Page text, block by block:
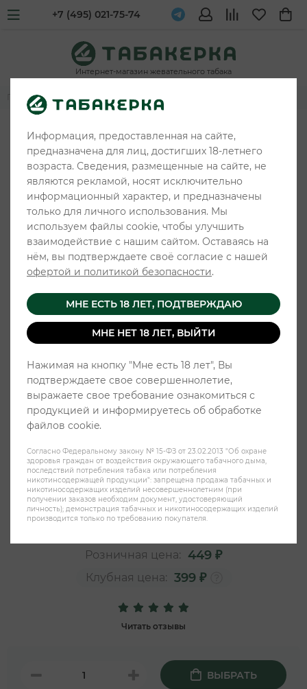
Интернет-магазин жевательного табака
+7 (495) 021-75-74
Главная Жевательные табаки и снюс
ODENS Slim - Cold
Розничная цена: 449 ₽
Клубная цена: 399 ₽
Читать отзывы
ВЫБРАТЬ
Информация, предоставленная на сайте,
предназначена для лиц, достигших 18-летнего
возраста. Сведения, размещенные на сайте, не
являются рекламой, носят исключительно
информационный характер, и предназначены
только для личного использования. Мы
используем файлы cookie, чтобы улучшить
взаимодействие с нашим сайтом. Оставаясь на
нём, вы подтверждаете своё согласие с нашей
офертой и политикой безопасности.
МНЕ ЕСТЬ 18 ЛЕТ, ПОДТВЕРЖДАЮ
МНЕ НЕТ 18 ЛЕТ, ВЫЙТИ
Нажимая на кнопку "Мне есть 18 лет", Вы
подтверждаете свое совершеннолетие,
выражаете свое требование ознакомиться с
продукцией и информируетесь об обработке
файлов cookie.
Согласно Федеральному закону № 15-ФЗ от 23.02.2013 "Об охране
здоровья граждан от воздействия окружающего табачного дыма,
последствий потребления табака или потребления
никотинсодержащей продукции": запрещена продажа табачных и
никотиносодержащих изделий несовершеннолетним (при
получении заказов необходим документ, удостоверяющий
личность); демонстрация табачных и никотиносодержащих изделий
производится только по требованию покупателя.